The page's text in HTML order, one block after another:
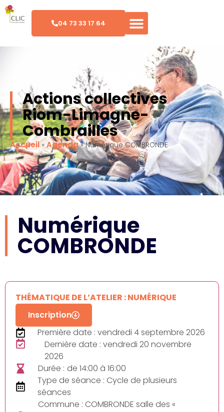
04 73 33 17 64
Actions collectives
Riom-Limagne-
Combrailles
Accueil»Agenda»Numérique COMBRONDE
Numérique
COMBRONDE
THÉMATIQUE DE L’ATELIER : NUMÉRIQUE
Inscription
Première date : vendredi 4 septembre 2026
Dernière date : vendredi 20 novembre
2026
Durée : de 14:00 à 16:00
Type de séance : Cycle de plusieurs
séances
Commune : COMBRONDE salle des «